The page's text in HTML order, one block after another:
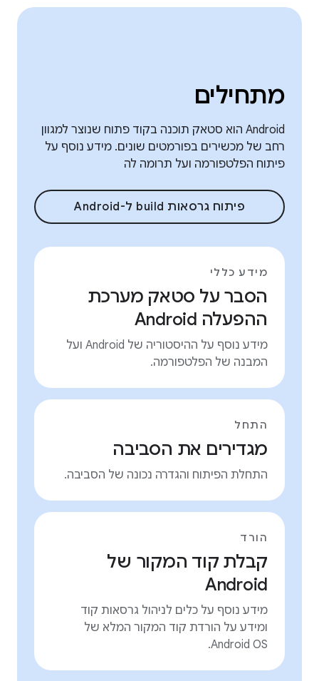
מתחילים
Android הוא סטאק תוכנה בקוד פתוח שנוצר למגוון
רחב של מכשירים בפורמטים שונים. מידע נוסף על
פיתוח הפלטפורמה ועל תרומה לה
פיתוח גרסאות build ל-Android
מידע כללי
הסבר על סטאק מערכת
ההפעלה Android
מידע נוסף על ההיסטוריה של Android ועל
המבנה של הפלטפורמה.
התחל
מגדירים את הסביבה
התחלת הפיתוח והגדרה נכונה של הסביבה.
הורד
קבלת קוד המקור של
Android
מידע נוסף על כלים לניהול גרסאות קוד
ומידע על הורדת קוד המקור המלא של
Android OS.